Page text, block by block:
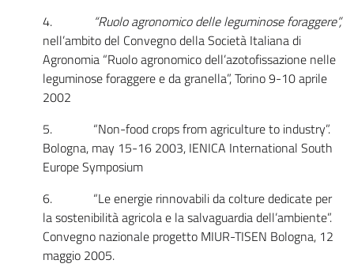
4.
“Ruolo agronomico delle leguminose foraggere”,
nell’ambito del Convegno della Società Italiana di
Agronomia “Ruolo agronomico dell’azotofissazione nelle
leguminose foraggere e da granella”, Torino 9-10 aprile
2002
5. “Non-food crops from agriculture to industry”.
Bologna, may 15-16 2003, IENICA International South
Europe Symposium
6. “Le energie rinnovabili da colture dedicate per
la sostenibilità agricola e la salvaguardia dell’ambiente”.
Convegno nazionale progetto MIUR-TISEN Bologna, 12
maggio 2005.